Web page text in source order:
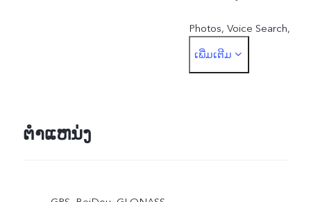
Photos, Voice Search,
Google Duo
ເພີ່ມເຕີມ
ຕຳແຫນ່ງ